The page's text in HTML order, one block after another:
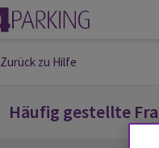
Zurück zu Hilfe
Häufig gestellte